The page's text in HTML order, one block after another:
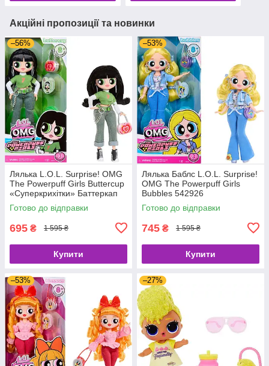
Акційні пропозиції та новинки
–56%
Лялька L.O.L. Surprise! OMG
The Powerpuff Girls Buttercup
«Суперкрихітки» Баттеркап
542872
Готово до відправки
695 ₴ 1 595 ₴
Купити
–53%
Лялька Баблс L.O.L. Surprise!
OMG The Powerpuff Girls
Bubbles 542926
Готово до відправки
745 ₴ 1 595 ₴
Купити
–53% –27%